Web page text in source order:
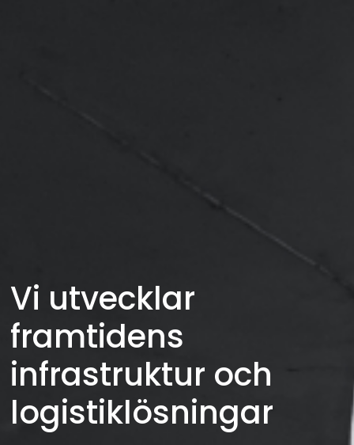
Vi utvecklar
framtidens
infrastruktur och
logistiklösningar